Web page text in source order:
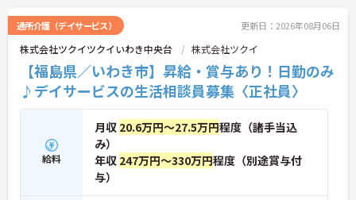
通所介護（デイサービス） 更新日：2026年08月06日
株式会社ツクイツクイいわき中央台 株式会社ツクイ
【福島県／いわき市】昇給・賞与あり！日勤のみ
♪デイサービスの生活相談員募集〈正社員〉
給料
月収 20.6万円～27.5万円程度（諸手当込
み）
年収 247万円～330万円程度（別途賞与付
与）